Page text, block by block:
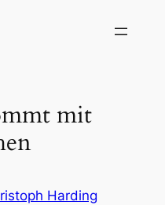
mit
Harding